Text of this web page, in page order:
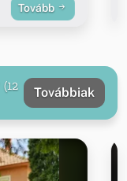
Tovább
(12
Továbbiak